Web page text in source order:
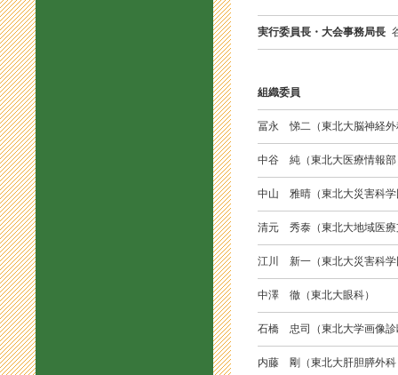
実行委員長・大会事務局長
組織委員
冨永 悌二（東北大脳神経外
中谷 純（東北大医療情報部
中山 雅晴（東北大災害科学
清元 秀泰（東北大地域医療
江川 新一（東北大災害科学
中澤 徹（東北大眼科）
石橋 忠司（東北大学画像診
内藤 剛（東北大肝胆膵外科